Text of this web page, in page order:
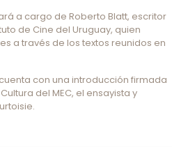
a cargo de Roberto Blatt, escritor
de Cine del Uruguay, quien
a través de los textos reunidos en
con una introducción firmada
del MEC, el ensayista y